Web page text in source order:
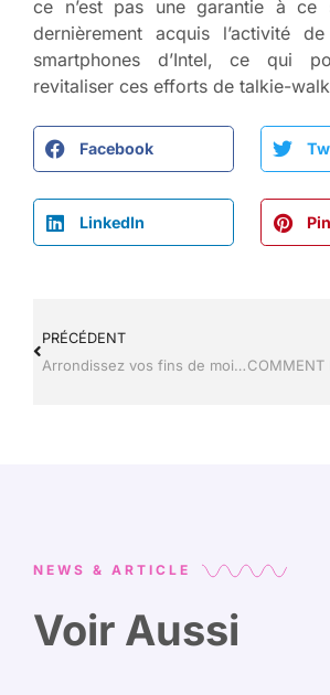
ce n’est pas une garantie à ce
dernièrement acquis l’activité
smartphones d’Intel, ce qui
revitaliser ces efforts de talkie-
Facebook
LinkedIn
PRÉCÉDENT
Arrondissez vos fins de mois sur Gaddin
NEWS & ARTICLE
Voir Aussi